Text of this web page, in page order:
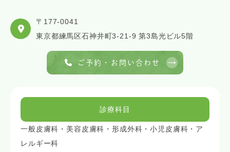
〒177-0041
東京都練馬区石神井町3-21-9 第3島光ビル5階
ご予約・お問い合わせ
診療科目
一般皮膚科・美容皮膚科・形成外科・小児皮膚科・ア
レルギー科